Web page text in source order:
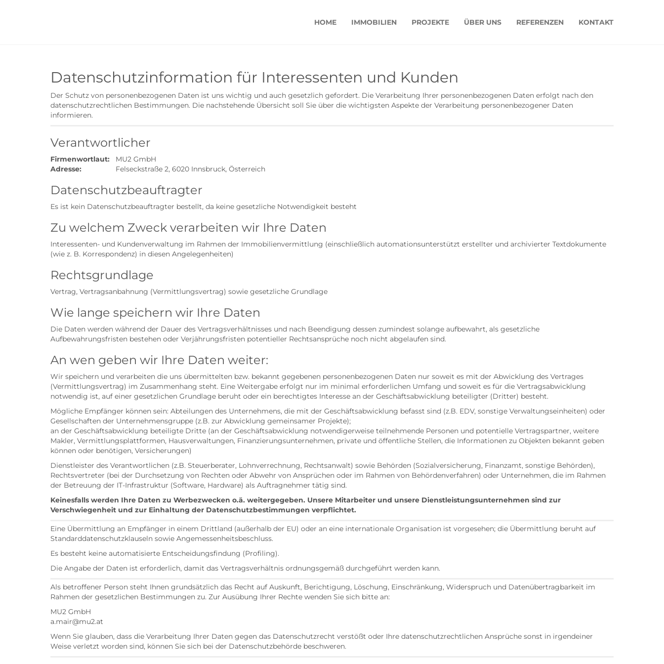
HOME IMMOBILIEN PROJEKTE ÜBER UNS REFERENZEN KONTAKT
Datenschutzinformation für Interessenten und Kunden
Der Schutz von personenbezogenen Daten ist uns wichtig und auch gesetzlich gefordert. Die Verarbeitung Ihrer personenbezogenen Daten erfolgt nach den
datenschutzrechtlichen Bestimmungen. Die nachstehende Übersicht soll Sie über die wichtigsten Aspekte der Verarbeitung personenbezogener Daten
informieren.
Verantwortlicher
Firmenwortlaut:
MU2 GmbH
Adresse:
Felseckstraße 2, 6020 Innsbruck, Österreich
Datenschutzbeauftragter
Es ist kein Datenschutzbeauftragter bestellt, da keine gesetzliche Notwendigkeit besteht
Zu welchem Zweck verarbeiten wir Ihre Daten
Interessenten- und Kundenverwaltung im Rahmen der Immobilienvermittlung (einschließlich automationsunterstützt erstellter und archivierter Textdokumente
(wie z. B. Korrespondenz) in diesen Angelegenheiten)
Rechtsgrundlage
Vertrag, Vertragsanbahnung (Vermittlungsvertrag) sowie gesetzliche Grundlage
Wie lange speichern wir Ihre Daten
Die Daten werden während der Dauer des Vertragsverhältnisses und nach Beendigung dessen zumindest solange aufbewahrt, als gesetzliche
Aufbewahrungsfristen bestehen oder Verjährungsfristen potentieller Rechtsansprüche noch nicht abgelaufen sind.
An wen geben wir Ihre Daten weiter:
Wir speichern und verarbeiten die uns übermittelten bzw. bekannt gegebenen personenbezogenen Daten nur soweit es mit der Abwicklung des Vertrages
(Vermittlungsvertrag) im Zusammenhang steht. Eine Weitergabe erfolgt nur im minimal erforderlichen Umfang und soweit es für die Vertragsabwicklung
notwendig ist, auf einer gesetzlichen Grundlage beruht oder ein berechtigtes Interesse an der Geschäftsabwicklung beteiligter (Dritter) besteht.
Mögliche Empfänger können sein: Abteilungen des Unternehmens, die mit der Geschäftsabwicklung befasst sind (z.B. EDV, sonstige Verwaltungseinheiten) oder
Gesellschaften der Unternehmensgruppe (z.B. zur Abwicklung gemeinsamer Projekte);
an der Geschäftsabwicklung beteiligte Dritte (an der Geschäftsabwicklung notwendigerweise teilnehmende Personen und potentielle Vertragspartner, weitere
Makler, Vermittlungsplattformen, Hausverwaltungen, Finanzierungsunternehmen, private und öffentliche Stellen, die Informationen zu Objekten bekannt geben
können oder benötigen, Versicherungen)
Dienstleister des Verantwortlichen (z.B. Steuerberater, Lohnverrechnung, Rechtsanwalt) sowie Behörden (Sozialversicherung, Finanzamt, sonstige Behörden),
Rechtsvertreter (bei der Durchsetzung von Rechten oder Abwehr von Ansprüchen oder im Rahmen von Behördenverfahren) oder Unternehmen, die im Rahmen
der Betreuung der IT-Infrastruktur (Software, Hardware) als Auftragnehmer tätig sind.
Keinesfalls werden Ihre Daten zu Werbezwecken o.ä. weitergegeben. Unsere Mitarbeiter und unsere Dienstleistungsunternehmen sind zur
Verschwiegenheit und zur Einhaltung der Datenschutzbestimmungen verpflichtet.
Eine Übermittlung an Empfänger in einem Drittland (außerhalb der EU) oder an eine internationale Organisation ist vorgesehen; die Übermittlung beruht auf
Standarddatenschutzklauseln sowie Angemessenheitsbeschluss.
Es besteht keine automatisierte Entscheidungsfindung (Profiling).
Die Angabe der Daten ist erforderlich, damit das Vertragsverhältnis ordnungsgemäß durchgeführt werden kann.
Als betroffener Person steht Ihnen grundsätzlich das Recht auf Auskunft, Berichtigung, Löschung, Einschränkung, Widerspruch und Datenübertragbarkeit im
Rahmen der gesetzlichen Bestimmungen zu. Zur Ausübung Ihrer Rechte wenden Sie sich bitte an:
MU2 GmbH
a.mair@mu2.at
Wenn Sie glauben, dass die Verarbeitung Ihrer Daten gegen das Datenschutzrecht verstößt oder Ihre datenschutzrechtlichen Ansprüche sonst in irgendeiner
Weise verletzt worden sind, können Sie sich bei der Datenschutzbehörde beschweren.